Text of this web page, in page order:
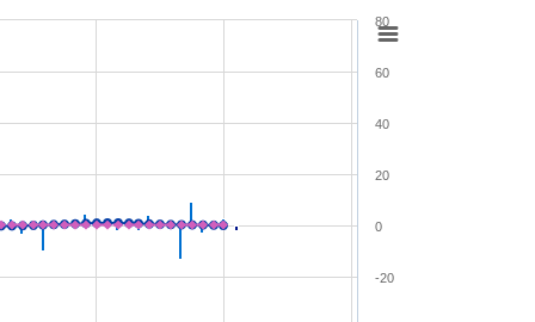
-20
0
20
40
60
80